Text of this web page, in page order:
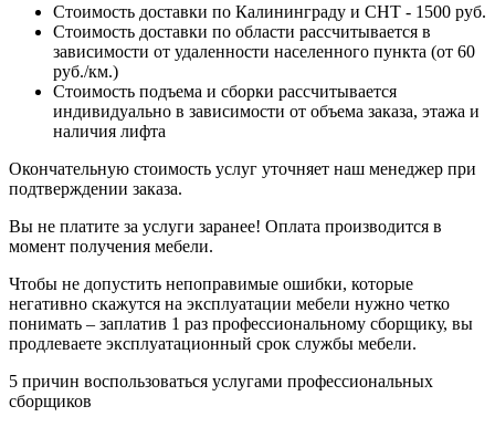
Стоимость доставки по Калининграду и СНТ - 1500 руб.
Стоимость доставки по области рассчитывается в
зависимости от удаленности населенного пункта (от 60
руб./км.)
Стоимость подъема и сборки рассчитывается
индивидуально в зависимости от объема заказа, этажа и
наличия лифта
Окончательную стоимость услуг уточняет наш менеджер при
подтверждении заказа.
Вы не платите за услуги заранее! Оплата производится в
момент получения мебели.
Чтобы не допустить непоправимые ошибки, которые
негативно скажутся на эксплуатации мебели нужно четко
понимать – заплатив 1 раз профессиональному сборщику, вы
продлеваете эксплуатационный срок службы мебели.
5 причин воспользоваться услугами профессиональных
сборщиков